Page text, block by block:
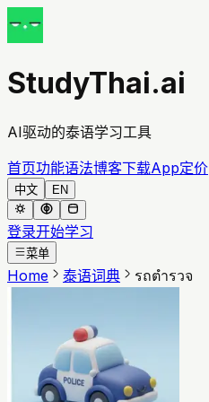
StudyThai.ai
AI驱动的泰语学习工具
首页功能语法博客下载App定价
中文 EN
登录开始学习
菜单
Home 泰语词典 รถตำรวจ